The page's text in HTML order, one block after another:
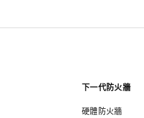
下一代防火牆
硬體防火牆